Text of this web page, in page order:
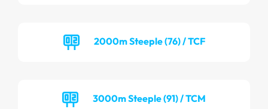
2000m Steeple (76) / TCF
3000m Steeple (91) / TCM